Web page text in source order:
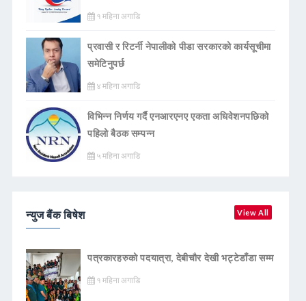
१ महिना अगाडि
प्रवासी र रिटर्नी नेपालीको पीडा सरकारको कार्यसूचीमा
समेटिनुपर्छ
४ महिना अगाडि
विभिन्न निर्णय गर्दै एनआरएनए एकता अधिवेशनपछिको
पहिलो बैठक सम्पन्न
५ महिना अगाडि
न्युज बैंक बिषेश View All
पत्रकारहरुको पदयात्रा, देबीचौर देखी भट्टेडाँडा सम्म
१ महिना अगाडि